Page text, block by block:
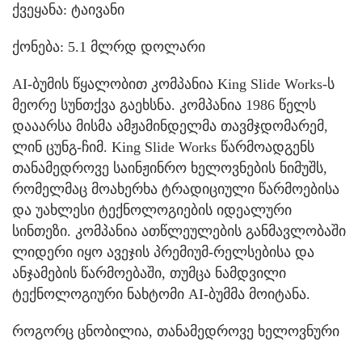
ქვეყანა: ტაივანი
ქონება: 5.1 მლრდ დოლარი
AI-ბუმის წყალობით კომპანია King Slide Works-ს
მეორე სუნთქვა გაეხსნა. კომპანია 1986 წელს
დააარსა მისმა ამჟამინდელმა თავმჯდომარემ,
ლინ ცუნგ-ჩიმ. King Slide Works წარმოადგენს
თანამედროვე საინჟინრო ხელოვნების ნიმუშს,
რომელმაც მოახერხა ტრადიციული წარმოებისა
და უახლესი ტექნოლოგიების იდეალური
სინთეზი. კომპანია ათწლეულების განმავლობაში
ლიდერი იყო ავეჯის პრემიუმ-რელსებისა და
ანჯამების წარმოებაში, თუმცა ნამდვილი
ტექნოლოგიური ნახტომი AI-ბუმმა მოიტანა.
როგორც ცნობილია, თანამედროვე ხელოვნური